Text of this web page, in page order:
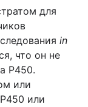
для
in
что он не
P450.
или
или